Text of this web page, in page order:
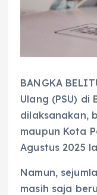
BANGKA
Ulang (PSU) di
dilaksanakan,
maupun Kota
Agustus 2025
Namun,
masih saja